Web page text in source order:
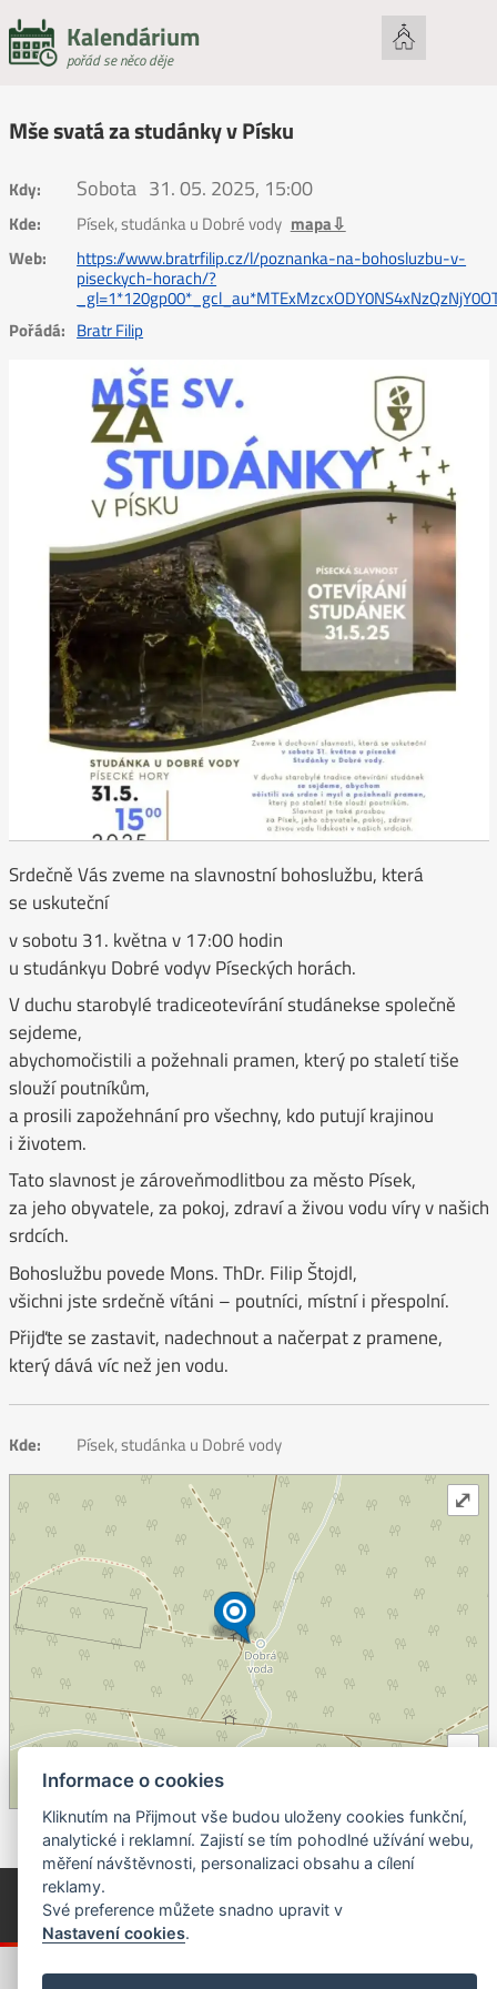
Kalendárium
pořád se něco děje
Mše svatá za studánky v Písku
Kdy: Sobota 31. 05. 2025, 15:00
Kde: Písek, studánka u Dobré vody mapa⇩
Web:
https://www.bratrfilip.cz/l/poznanka-na-bohosluzbu-v-
piseckych-horach/?
Pořádá: Bratr Filip
Srdečně Vás zveme na slavnostní bohoslužbu, která
se uskuteční
v sobotu 31. května v 17:00 hodin
u studánkyu Dobré vodyv Píseckých horách.
V duchu starobylé tradiceotevírání studánekse společně
sejdeme,
abychomočistili a požehnali pramen, který po staletí tiše
slouží poutníkům,
a prosili zapožehnání pro všechny, kdo putují krajinou
i životem.
Tato slavnost je zároveňmodlitbou za město Písek,
za jeho obyvatele, za pokoj, zdraví a živou vodu víry v našich
srdcích.
Bohoslužbu povede Mons. ThDr. Filip Štojdl,
všichni jste srdečně vítáni – poutníci, místní i přespolní.
Přijďte se zastavit, nadechnout a načerpat z pramene,
který dává víc než jen vodu.
Kde: Písek, studánka u Dobré vody
⤢
© Píseckem / Kalendárium (Změna programu vyhrazena!)
© 2018 - 2026 Realizace a správa webu:Studio QUIN.cz
Informace o cookies
Kliknutím na Přijmout vše budou uloženy cookies funkční,
analytické i reklamní. Zajistí se tím pohodlné užívání webu,
měření návštěvnosti, personalizaci obsahu a cílení
reklamy.
Své preference můžete snadno upravit v
Nastavení cookies.